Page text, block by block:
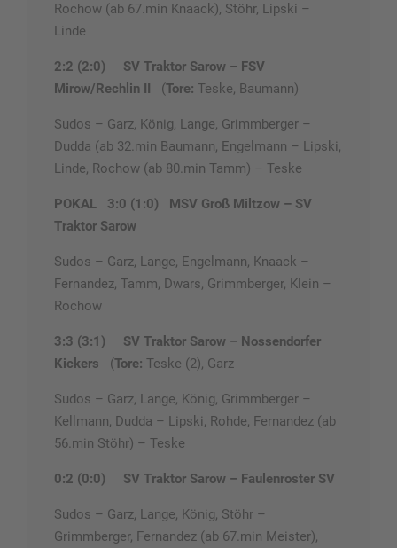
Rochow (ab 67.min Knaack), Stöhr, Lipski –
Linde
2:2 (2:0)
SV Traktor Sarow – FSV
Mirow/Rechlin II (Tore: Teske, Baumann)
Sudos – Garz, König, Lange, Grimmberger –
Dudda (ab 32.min Baumann, Engelmann – Lipski,
Linde, Rochow (ab 80.min Tamm) – Teske
POKAL 3:0 (1:0) MSV Groß Miltzow – SV
Traktor Sarow
Sudos – Garz, Lange, Engelmann, Knaack –
Fernandez, Tamm, Dwars, Grimmberger, Klein –
Rochow
3:3 (3:1)
SV Traktor Sarow – Nossendorfer
Kickers (Tore: Teske (2), Garz
Sudos – Garz, Lange, König, Grimmberger –
Kellmann, Dudda – Lipski, Rohde, Fernandez (ab
56.min Stöhr) – Teske
0:2 (0:0) SV Traktor Sarow – Faulenroster SV
Sudos – Garz, Lange, König, Stöhr –
Grimmberger, Fernandez (ab 67.min Meister),